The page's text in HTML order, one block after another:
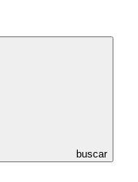
buscar